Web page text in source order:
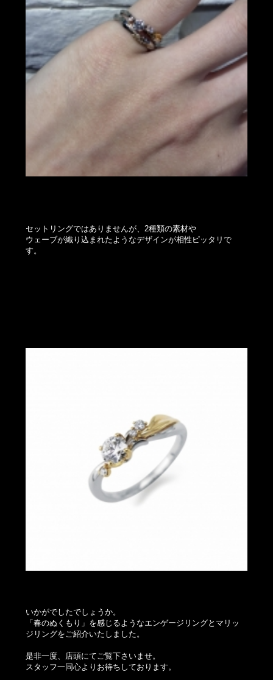
セットリングではありませんが、2種類の素材や
ウェーブが織り込まれたようなデザインが相性ピッタリで
す。
いかがでしたでしょうか。
「春のぬくもり」を感じるようなエンゲージリングとマリッ
ジリングをご紹介いたしました。
是非一度、店頭にてご覧下さいませ。
スタッフ一同心よりお待ちしております。